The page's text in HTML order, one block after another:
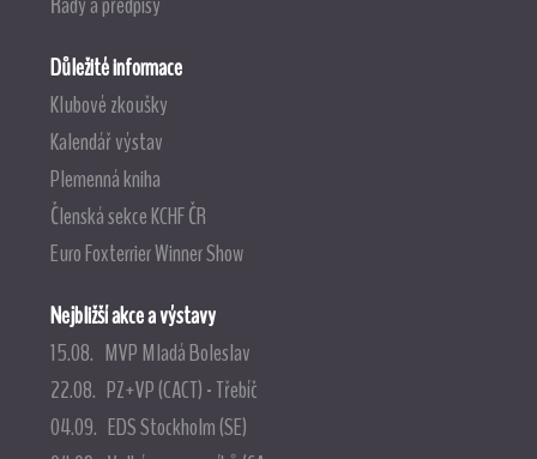
Důležité informace
Klubové zkoušky
Kalendář výstav
Plemenná kniha
Členská sekce KCHF ČR
Euro Foxterrier Winner Show
Nejbližší akce a výstavy
15.08. MVP Mladá Boleslav
22.08. PZ+VP (CACT) - Třebíč
04.09. EDS Stockholm (SE)